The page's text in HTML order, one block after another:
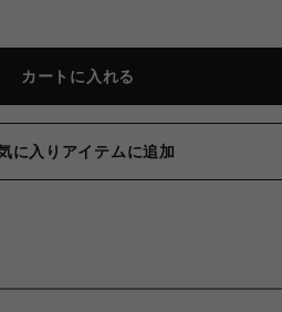
カートに入れる
に入りアイテムに追加